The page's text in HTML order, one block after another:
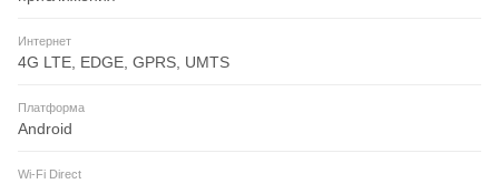
Интернет
4G LTE, EDGE, GPRS, UMTS
Платформа
Android
Wi-Fi Direct